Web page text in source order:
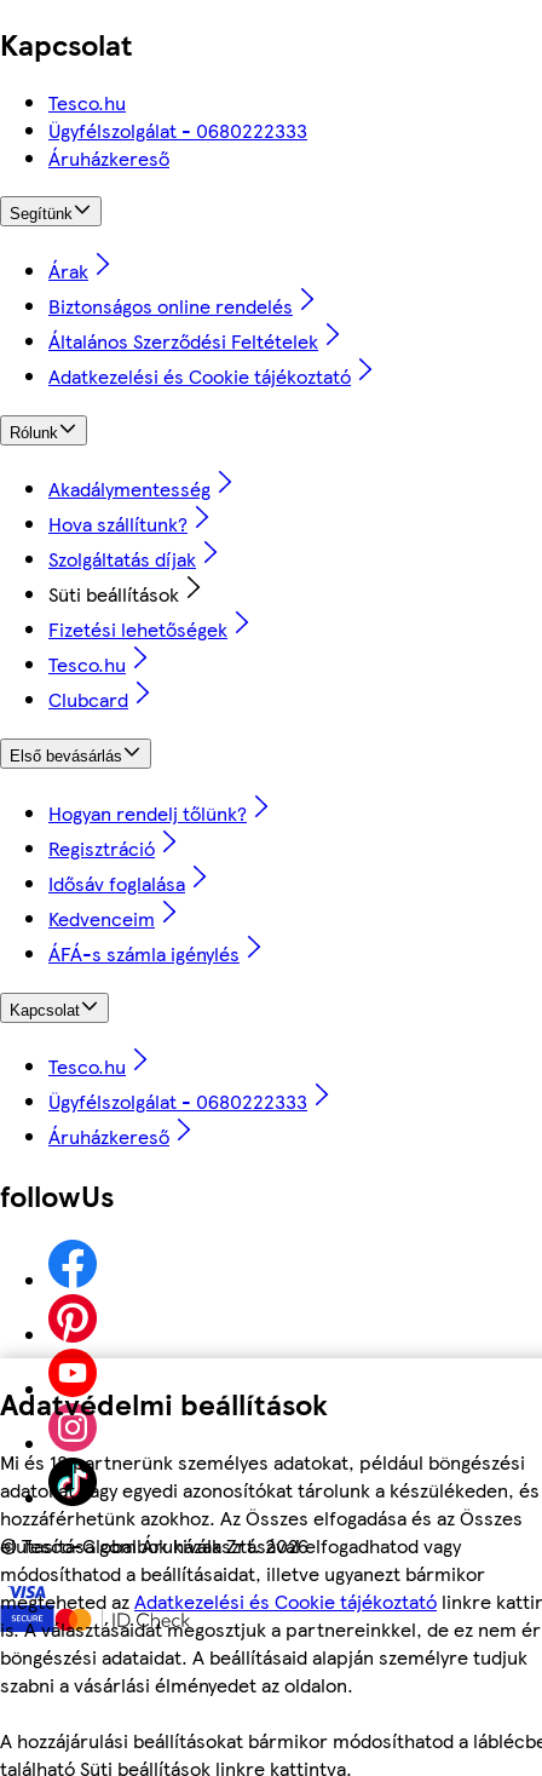
Adatvédelmi beállítások
Mi és 18 partnerünk személyes adatokat, például böngészési
adatokat vagy egyedi azonosítókat tárolunk a készülékeden, és
hozzáférhetünk azokhoz. Az Összes elfogadása és az Összes
elutasítása gombok kiválasztásával elfogadhatod vagy
módosíthatod a beállításaidat, illetve ugyanezt bármikor
megteheted azAdatkezelési és Cookie tájékoztató linkre
is. A választásaidat megosztjuk a partnereinkkel, de ez nem
böngészési adataidat. A beállításaid alapján személyre tudjuk
szabni a vásárlási élményedet az oldalon.
A hozzájárulási beállításokat bármikor módosíthatod a
található Süti beállítások linkre kattintva.
Kapcsolat
Tesco.hu
Ügyfélszolgálat - 0680222333
Áruházkereső
Segítünk
Árak
Biztonságos online rendelés
Általános Szerződési Feltételek
Adatkezelési és Cookie tájékoztató
Rólunk
Akadálymentesség
Hova szállítunk?
Szolgáltatás díjak
Süti beállítások
Fizetési lehetőségek
Tesco.hu
Clubcard
Első bevásárlás
Hogyan rendelj tőlünk?
Regisztráció
Idősáv foglalása
Kedvenceim
ÁFÁ-s számla igénylés
Kapcsolat
Tesco.hu
Ügyfélszolgálat - 0680222333
Áruházkereső
followUs
©Tesco-Global Áruházak Zrt. 2026